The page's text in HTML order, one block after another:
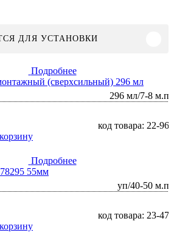
ДЛЯ УСТАНОВКИ
Подробнее
(сверхсильный) 296 мл
296 мл/7-8 м.п
код товара: 22-96
Подробнее
55мм
уп/40-50 м.п
код товара: 23-47